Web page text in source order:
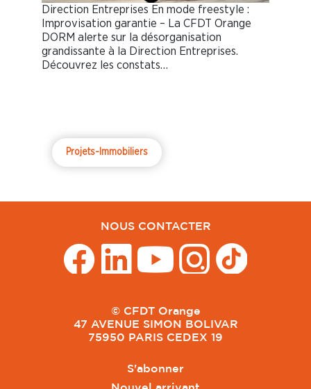
Direction Entreprises En mode freestyle :
Improvisation garantie – La CFDT Orange
DORM alerte sur la désorganisation
grandissante à la Direction Entreprises.
Découvrez les constats…
Projets-Immobiliers
NOUS CONTACTER
© CFDT Orange
47 AVENUE SIMON BOLIVAR
75950 PARIS CEDEX 19
S'abonner